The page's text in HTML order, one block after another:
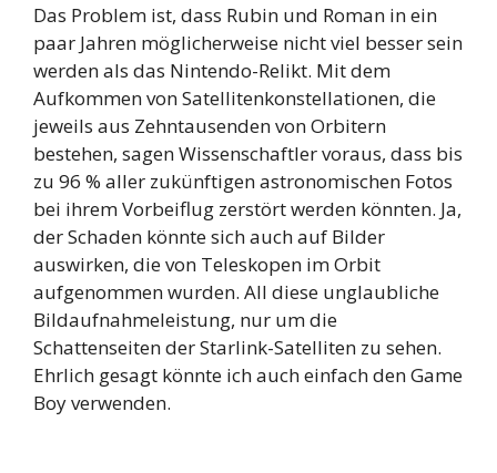
Das Problem ist, dass Rubin und Roman in ein
paar Jahren möglicherweise nicht viel besser sein
werden als das Nintendo-Relikt. Mit dem
Aufkommen von Satellitenkonstellationen, die
jeweils aus Zehntausenden von Orbitern
bestehen, sagen Wissenschaftler voraus, dass bis
zu 96 % aller zukünftigen astronomischen Fotos
bei ihrem Vorbeiflug zerstört werden könnten. Ja,
der Schaden könnte sich auch auf Bilder
auswirken, die von Teleskopen im Orbit
aufgenommen wurden. All diese unglaubliche
Bildaufnahmeleistung, nur um die
Schattenseiten der Starlink-Satelliten zu sehen.
Ehrlich gesagt könnte ich auch einfach den Game
Boy verwenden.